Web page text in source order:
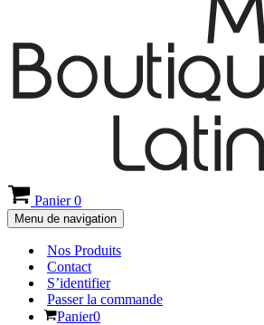
Panier0
Menu de navigation
Nos Produits
Contact
S’identifier
Passer la commande
Panier0